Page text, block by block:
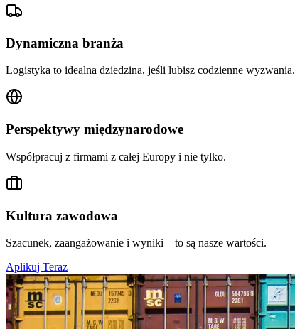
Dynamiczna branża
Logistyka to idealna dziedzina, jeśli lubisz codzienne wyzwania.
Perspektywy międzynarodowe
Współpracuj z firmami z całej Europy i nie tylko.
Kultura zawodowa
Szacunek, zaangażowanie i wyniki – to są nasze wartości.
Aplikuj Teraz